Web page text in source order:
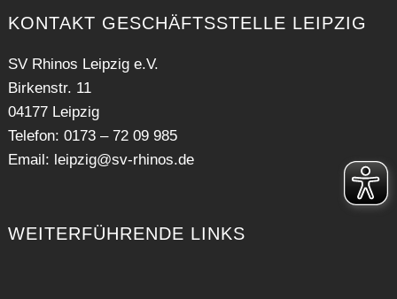
KONTAKT GESCHÄFTSSTELLE LEIPZIG
SV Rhinos Leipzig e.V.
Birkenstr. 11
04177 Leipzig
Telefon: 0173 – 72 09 985
Email: leipzig@sv-rhinos.de
WEITERFÜHRENDE LINKS